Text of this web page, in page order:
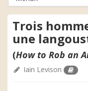
Trois
une
(How to Rob an
Iain Levison